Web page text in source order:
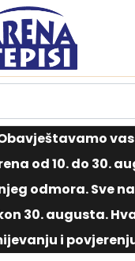
od 10. do 30.
odmora. Sve
30. augusta.
i